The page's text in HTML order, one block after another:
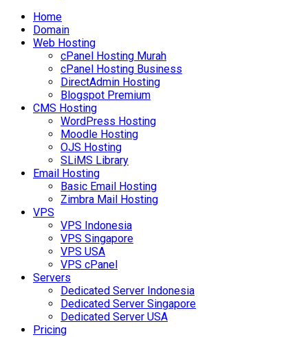
Home
Domain
Web Hosting
cPanel Hosting Murah
cPanel Hosting Business
DirectAdmin Hosting
Blogspot Premium
CMS Hosting
WordPress Hosting
Moodle Hosting
OJS Hosting
SLiMS Library
Email Hosting
Basic Email Hosting
Zimbra Mail Hosting
VPS
VPS Indonesia
VPS Singapore
VPS USA
VPS cPanel
Servers
Dedicated Server Indonesia
Dedicated Server Singapore
Dedicated Server USA
Pricing